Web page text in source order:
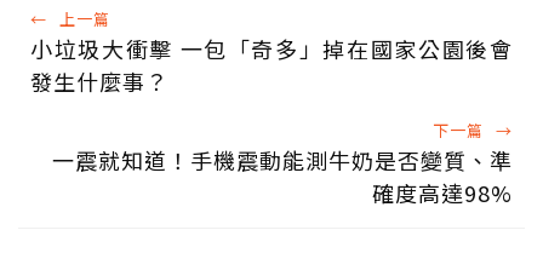
← 上一篇
小垃圾大衝擊 一包「奇多」掉在國家公園後會
發生什麼事？
下一篇 →
一震就知道！手機震動能測牛奶是否變質、準
確度高達98%